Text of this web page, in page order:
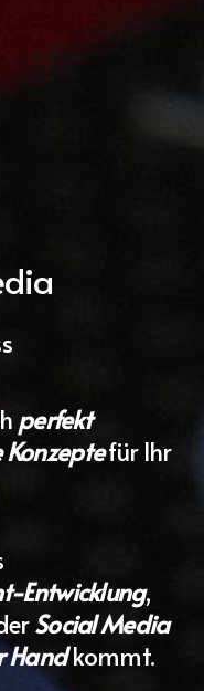
perfekt
für Ihr
Entwicklung,
Social Media
Handkommt.